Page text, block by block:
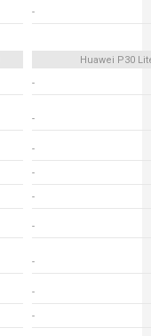
-
Huawei P30
-
-
-
-
-
-
-
-
-